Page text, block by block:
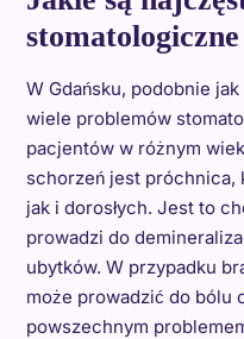
W Gdańsku, podobnie
wiele problemów
pacjentów w różnym
schorzeń jest próchnica,
jak i dorosłych. Jest to
prowadzi do
ubytków. W przypadku
może prowadzić do bólu
powszechnym